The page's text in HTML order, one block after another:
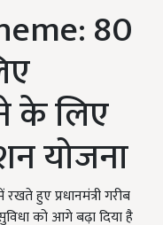
80
के लिए
योजना
हुए प्रधानमंत्री गरीब
को आगे बढ़ा दिया है